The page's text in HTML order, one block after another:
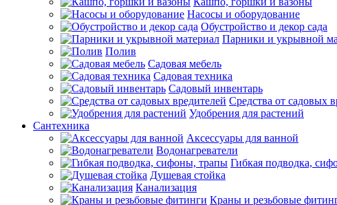
Насосы и оборудование
Обустройство и декор сада
Парники и укрывной
Полив
Садовая мебель
Садовая техника
Садовый инвентарь
Средства от садовых
Удобрения для растений
Сантехника
Аксессуары для ванной
Водонагреватели
Гибкая подводка,
Душевая стойка
Канализация
Краны и резьбовые